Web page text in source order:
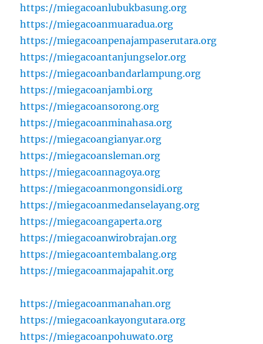
https://miegacoanlubukbasung.org
https://miegacoanmuaradua.org
https://miegacoanpenajampaserutara.org
https://miegacoantanjungselor.org
https://miegacoanbandarlampung.org
https://miegacoanjambi.org
https://miegacoansorong.org
https://miegacoanminahasa.org
https://miegacoangianyar.org
https://miegacoansleman.org
https://miegacoannagoya.org
https://miegacoanmongonsidi.org
https://miegacoanmedanselayang.org
https://miegacoangaperta.org
https://miegacoanwirobrajan.org
https://miegacoantembalang.org
https://miegacoanmajapahit.org
https://miegacoanmanahan.org
https://miegacoankayongutara.org
https://miegacoanpohuwato.org